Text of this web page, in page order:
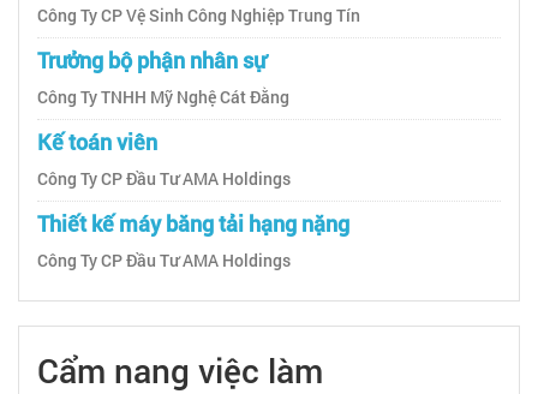
Công Ty CP Vệ Sinh Công Nghiệp Trung Tín
Trưởng bộ phận nhân sự
Công Ty TNHH Mỹ Nghệ Cát Đằng
Kế toán viên
Công Ty CP Đầu Tư AMA Holdings
Thiết kế máy băng tải hạng nặng
Công Ty CP Đầu Tư AMA Holdings
Cẩm nang việc làm